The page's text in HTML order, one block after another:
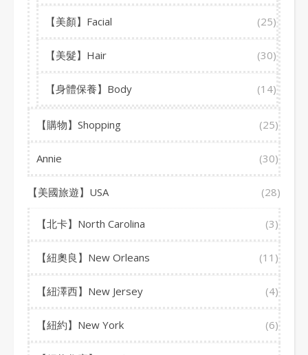
【美顏】Facial (25)
【美髮】Hair (30)
【身體保養】Body (14)
【購物】Shopping (25)
Annie (30)
【美國旅遊】USA (28)
【北卡】North Carolina (3)
【紐奧良】New Orleans (11)
【紐澤西】New Jersey (4)
【紐約】New York (6)